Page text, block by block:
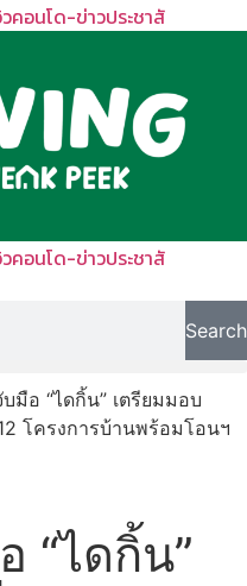
Search
มือ “ไดกิ้น” เตรียมมอบ
โครงการบ้านพร้อมโอนฯ
“ไดกิ้น”